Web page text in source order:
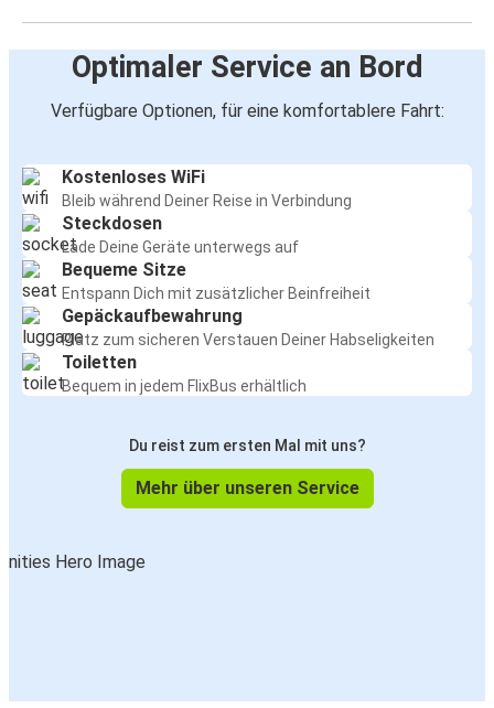
Optimaler Service an Bord
Verfügbare Optionen, für eine komfortablere Fahrt:
Kostenloses WiFi
Bleib während Deiner Reise in Verbindung
Steckdosen
Lade Deine Geräte unterwegs auf
Bequeme Sitze
Entspann Dich mit zusätzlicher Beinfreiheit
Gepäckaufbewahrung
Platz zum sicheren Verstauen Deiner Habseligkeiten
Toiletten
Bequem in jedem FlixBus erhältlich
Du reist zum ersten Mal mit uns?
Mehr über unseren Service